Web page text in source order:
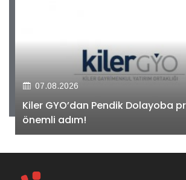
07.08.2026
Kiler GYO’dan Pendik Dolayoba
önemli adım!